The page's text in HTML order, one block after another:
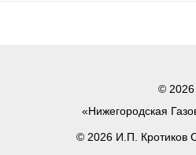
© 2026
«Нижегородская
© 2026 И.П. Кротиков